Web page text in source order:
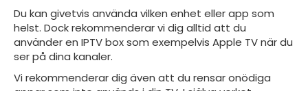
Du kan givetvis använda vilken enhet eller app som
helst. Dock rekommenderar vi dig alltid att du
använder en IPTV box som exempelvis Apple TV när du
ser på dina kanaler.
Vi rekommenderar dig även att du rensar onödiga